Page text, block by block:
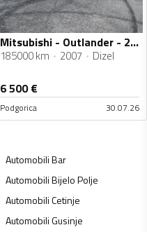
Mitsubishi - Outlander - 2.0 tdi
185000 km 2007 Dizel
6 500€
Podgorica 30.07.26
AutomobiliBar
AutomobiliBijelo Polje
AutomobiliCetinje
AutomobiliGusinje